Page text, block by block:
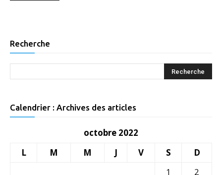
Recherche
Calendrier : Archives des articles
octobre 2022
L
M M J V S
D
1
2